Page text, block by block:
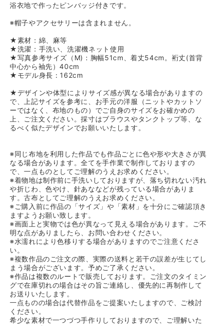
浴衣地で作ったピンバッジ付きです。
※帽子やアクセサリーは含まれません。
★素材：綿、麻等
★洗濯：手洗い、洗濯機ネット使用
★写真参考サイズ（M)：胸幅51cm、着丈54cm。裄丈(首背
中心から袖先）40cm
★モデル身長：162cm
★デザインや体型によりサイズ感が異なる場合がありますの
で、上記サイズを参考に、お手元の洋服（ニットやカットソ
ーではなく、布地のもの）でご自身のサイズをお確かめの
上、ご注文ください。採寸はブラウスやタンクトップ等、な
るべく似たデザインでお願いいたします。
※同じ布地を利用した作品でも作品ごとに色や形や大きさが異
なる場合があります。全てを手作業で制作しておりますの
で、一点ものとしてご理解のうえお求めください。
※着物地は制作前に手洗いしておりますが、落ち切れない汚れ
や折じわ、色やけ、針あななどが残っている場合がありま
す。古布としてご理解のうえお求めください。
※ご購入前に作品の「サイズ」や「素材」を十分にご確認頂き
ますようお願い致します。
※画面上と実物では色が異なって見える場合があります。ご不
明な点がありましたら、お問い合わせください。
※水濡れにより色移りする場合がありますのでご注意くださ
い。
※複数作品のご注文の際、実際の送料と若干の誤差が生じてし
まう場合がございます。予めご了承ください。
※作品は複数のルートで販売しております。ご注文のタイミン
グで在庫切れの場合はその旨ご連絡し、優先的に再制作して
お送りいたします。
一点ものの場合は代替作品をご提案いたしますので、ご検討
ください。
希少な素材で一つづつ手作りしておりますので、ご理解いた